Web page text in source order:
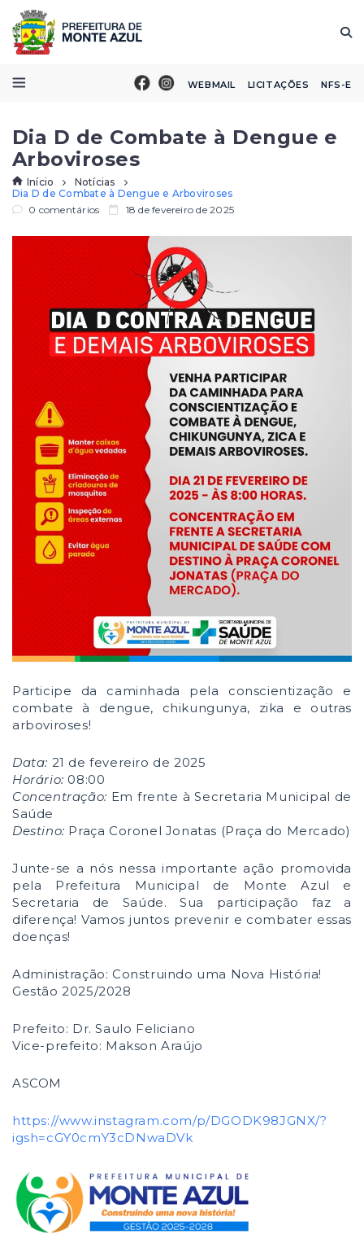
WEBMAIL LICITAÇÕES NFS-E
Dia D de Combate à Dengue e
Arboviroses
Início
Notícias
Dia D de Combate à Dengue e Arboviroses
0 comentários
18 de fevereiro de 2025
Participe da caminhada pela conscientização e
combate à dengue, chikungunya, zika e outras
arboviroses!
Data: 21 de fevereiro de 2025
Horário: 08:00
Concentração: Em frente à Secretaria Municipal de
Saúde
Destino: Praça Coronel Jonatas (Praça do Mercado)
Junte-se a nós nessa importante ação promovida
pela Prefeitura Municipal de Monte Azul e
Secretaria de Saúde. Sua participação faz a
diferença! Vamos juntos prevenir e combater essas
doenças!
Administração: Construindo uma Nova História!
Gestão 2025/2028
Prefeito: Dr. Saulo Feliciano
Vice-prefeito: Makson Araújo
ASCOM
https://www.instagram.com/p/DGODK98JGNX/?
igsh=cGY0cmY3cDNwaDVk